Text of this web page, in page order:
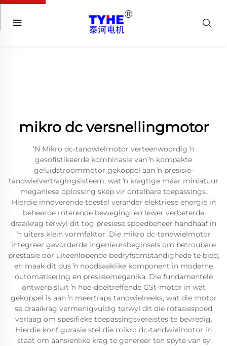
mikro dc versnellingmotor
ʼN Mikro dc-tandwielmotor verteenwoordig ŉ
gesofistikeerde kombinasie van ŉ kompakte
geluidstroommotor gekoppel aan ŉ presisie-
tandwielvertragingsisteem, wat ŉ kragtige maar miniatuur
meganiese oplossing skep vir ontelbare toepassings.
Hierdie innoverende toestel verander elektriese energie in
beheerde roterende beweging, en lewer verbeterde
draaikrag terwyl dit tog presiese spoedbeheer handhaaf in
ŉ uiters klein vormfaktor. Die mikro dc-tandwielmotor
integreer gevorderde ingenieursbeginsels om betroubare
prestasie oor uiteenlopende bedryfsomstandighede te bied,
en maak dit dus ŉ noodsaaklike komponent in moderne
outomatisering en presisiemeganika. Die fundamentele
ontwerp sluit ŉ hoë-doeltreffende GSt-motor in wat
gekoppel is aan ŉ meertraps tandwielreeks, wat die motor
se draaikrag vermenigvuldig terwyl dit die rotasiespoed
verlaag om spesifieke toepassingsvereistes te bevredig.
Hierdie konfigurasie stel die mikro dc-tandwielmotor in
staat om aansienlike krag te genereer ten spyte van sy